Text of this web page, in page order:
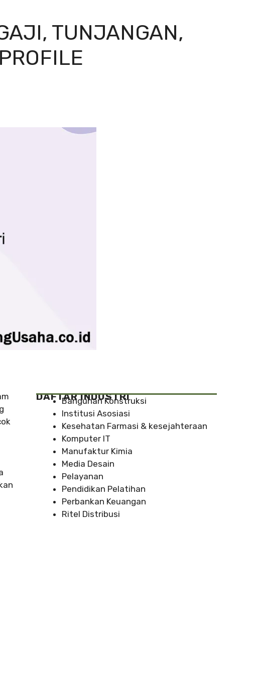
TUNJANGAN,
DAFTAR INDUSTRI
Bangunan Konstruksi
Institusi Asosiasi
Kesehatan Farmasi & kesejahteraan
Komputer IT
Manufaktur Kimia
Media Desain
Pelayanan
Pendidikan Pelatihan
Perbankan Keuangan
Ritel Distribusi